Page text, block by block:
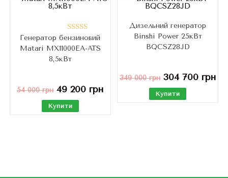
Оцінено в
5.00з 5
Генератор бензиновий
Matari MX11000EA-ATS
8,5кВт
54 000грн 49 200 грн
Купити
Дизельний генератор
Binshi Power 25кВт
BQCSZ28JD
349 000грн 304 700 грн
Купити